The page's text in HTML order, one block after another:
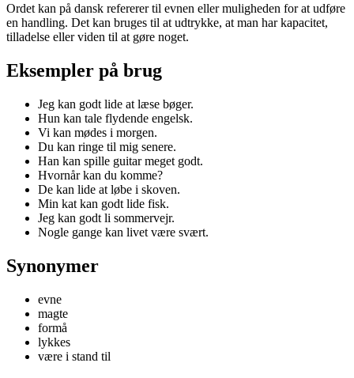
Ordet kan på dansk refererer til evnen eller muligheden for at udføre
en handling. Det kan bruges til at udtrykke, at man har kapacitet,
tilladelse eller viden til at gøre noget.
Eksempler på brug
Jeg kan godt lide at læse bøger.
Hun kan tale flydende engelsk.
Vi kan mødes i morgen.
Du kan ringe til mig senere.
Han kan spille guitar meget godt.
Hvornår kan du komme?
De kan lide at løbe i skoven.
Min kat kan godt lide fisk.
Jeg kan godt li sommervejr.
Nogle gange kan livet være svært.
Synonymer
evne
magte
formå
lykkes
være i stand til